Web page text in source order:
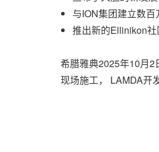
与ION集团建立数
推出新的Ellinikon
希腊雅典2025年10月2
现场施工， LAMDA开